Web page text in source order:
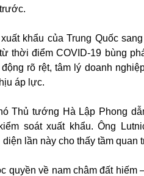
khẩu của Trung Quốc
thời điểm COVID-19 bùng
rõ rệt, tâm lý doanh
áp lực.
Thủ tướng Hà Lập Phong
soát xuất khẩu. Ông
lần này cho thấy tầm quan
quyền về nam châm đất hiếm